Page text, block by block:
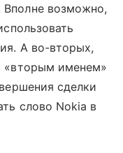
возможно,
А во-вторых,
«вторым именем»
сделки
слово Nokia в